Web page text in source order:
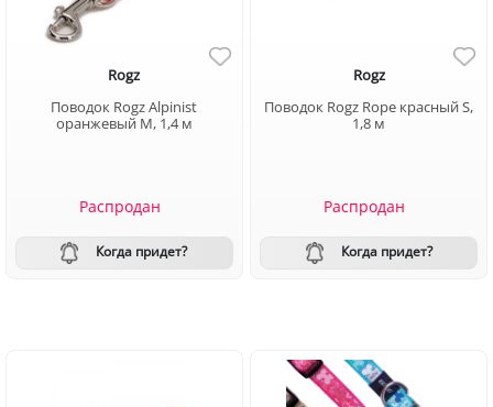
Rogz
Поводок Rogz Alpinist
оранжевый M, 1,4 м
Распродан
Когда придет?
Rogz
Поводок Rogz Rope красный S,
1,8 м
Распродан
Когда придет?